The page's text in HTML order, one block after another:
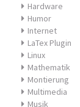
Hardware
Humor
Internet
LaTex Plugin
Linux
Mathematik
Montierung
Multimedia
Musik